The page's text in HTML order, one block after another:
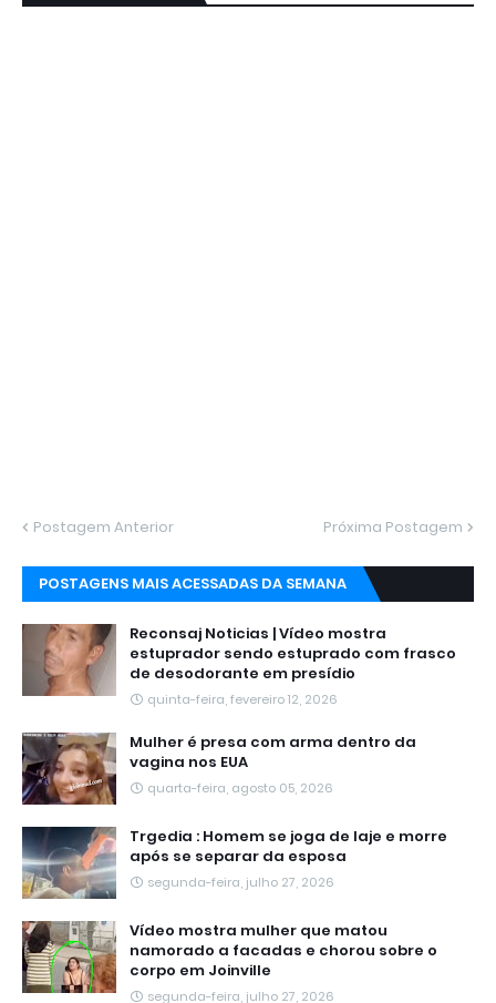
Postagem Anterior Próxima Postagem
POSTAGENS MAIS ACESSADAS DA SEMANA
Reconsaj Noticias | Vídeo mostra
estuprador sendo estuprado com frasco
de desodorante em presídio
quinta-feira, fevereiro 12, 2026
Mulher é presa com arma dentro da
vagina nos EUA
quarta-feira, agosto 05, 2026
Trgedia : Homem se joga de laje e morre
após se separar da esposa
segunda-feira, julho 27, 2026
Vídeo mostra mulher que matou
namorado a facadas e chorou sobre o
corpo em Joinville
segunda-feira, julho 27, 2026